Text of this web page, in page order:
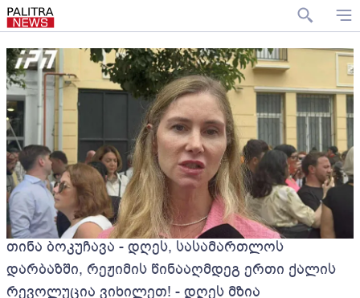
თინა ბოკუჩავა - დღეს, სასამართლოს
დარბაზში, რეჟიმის წინააღმდეგ ერთი ქალის
რევოლუცია ვიხილეთ! - დღეს მზია